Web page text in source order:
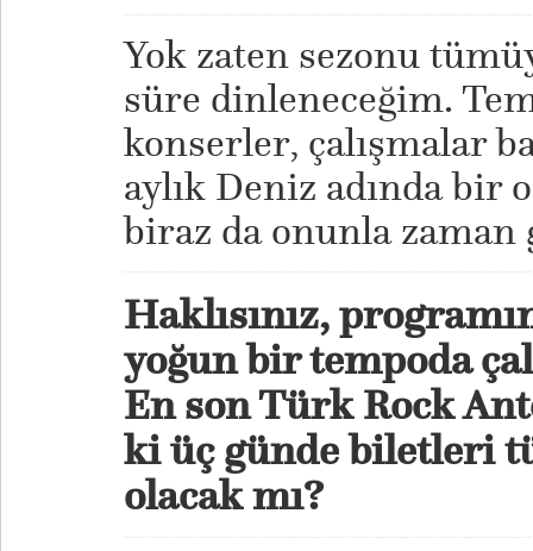
Yok zaten sezonu
süre dinleneceğim.
konserler, çalışmalar
aylık Deniz adında bir
biraz da onunla
Haklısınız,
yoğun bir tempoda
En son Türk Rock
ki üç günde biletleri
olacak mı?